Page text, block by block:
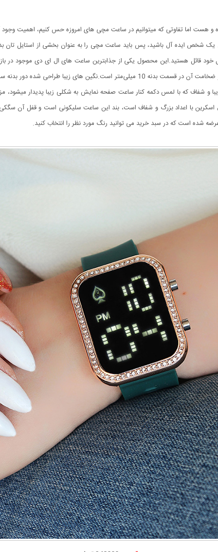
و هست اما تفاوتی که میتوانیم در ساعت مچی های امروزه حس کنیم، اهمیت
یک شخص ایده آل باشید، پس باید ساعت مچی را به عنوان بخشی از استایل
خود قائل هستید.این محصول یکی از جذابترین ساعت های ال ای دی موجود
مستطیل شکل ساعت در ابعاد 33 × 40 میلی‌متر طراحی شده و ضخامت آن در قسمت بدنه 10
و شفاف که با لمس دکمه کنار ساعت صفحه نمایش به شکلی زیبا پدیدار
اسکرین با اعداد بزرگ و شفاف است، بند این ساعت سلیکونی است و قفل آن
شده است که در سبد خرید می توانید رنگ مورد نظر را انتخاب کنید.